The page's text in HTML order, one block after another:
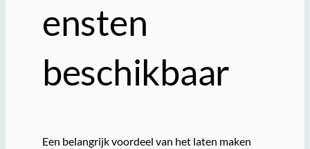
ensten
beschikbaar
Een belangrijk voordeel van het laten maken